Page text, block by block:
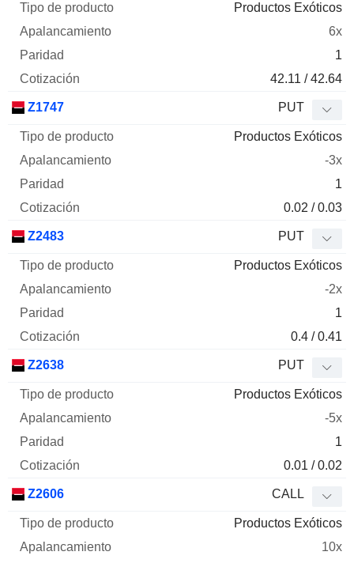
Productos Exóticos
6x
1
42.11 / 42.64
Z1747 PUT
Productos Exóticos
-3x
1
0.02 / 0.03
Z2483 PUT
Productos Exóticos
-2x
1
0.4 / 0.41
Z2638 PUT
Productos Exóticos
-5x
1
0.01 / 0.02
Z2606 CALL
Productos Exóticos
10x